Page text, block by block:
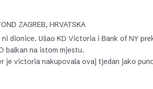
ZAGREB, HRVATSKA
dionice. Ušao KD Victoria i Bank of NY
balkan na istom mjestu.
je victoria nakupovala ovaj tjedan jako